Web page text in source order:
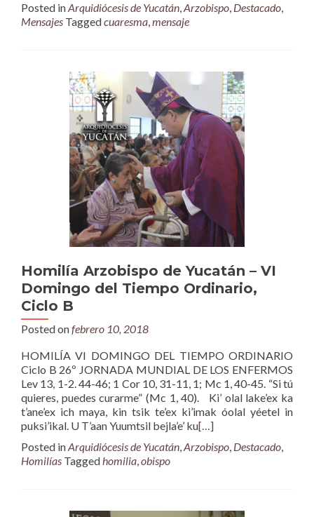
Posted inArquidiócesis de Yucatán,Arzobispo, Destacado,
Mensajes Taggedcuaresma,mensaje
Homilía Arzobispo de Yucatán – VI
Domingo del Tiempo Ordinario,
Ciclo B
Posted onfebrero 10, 2018
HOMILÍA VI DOMINGO DEL TIEMPO ORDINARIO
Ciclo B 26º JORNADA MUNDIAL DE LOS ENFERMOS
Lev 13, 1-2. 44-46; 1 Cor 10, 31-11, 1; Mc 1, 40-45. “Si tú
quieres, puedes curarme” (Mc 1, 40). Ki’ olal lake’ex ka
t’ane’ex ich maya, kin tsik te’ex ki’imak óolal yéetel in
puksi’ikal. U T’aan Yuumtsil bejla’e’ ku[…]
Posted inArquidiócesis de Yucatán,Arzobispo, Destacado,
Homilías Taggedhomilia,obispo